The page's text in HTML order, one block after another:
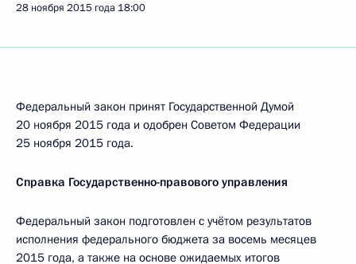
28 ноября 2015 года 18:00
Федеральный закон принят Государственной Думой
20 ноября 2015 года и одобрен Советом Федерации
25 ноября 2015 года.
Справка Государственно-правового управления
Федеральный закон подготовлен с учётом результатов
исполнения федерального бюджета за восемь месяцев
2015 года, а также на основе ожидаемых итогов